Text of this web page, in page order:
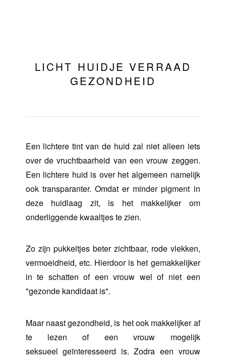
LICHT HUIDJE VERRAAD
GEZONDHEID
Een lichtere tint van de huid zal niet alleen iets
over de vruchtbaarheid van een vrouw zeggen.
Een lichtere huid is over het algemeen namelijk
ook transparanter. Omdat er minder pigment in
deze huidlaag zit, is het makkelijker om
onderliggende kwaaltjes te zien.
Zo zijn pukkeltjes beter zichtbaar, rode vlekken,
vermoeidheid, etc. Hierdoor is het gemakkelijker
in te schatten of een vrouw wel of niet een
"gezonde kandidaat is".
Maar naast gezondheid, is het ook makkelijker af
te lezen of een vrouw mogelijk
seksueel geïnteresseerd is. Zodra een vrouw